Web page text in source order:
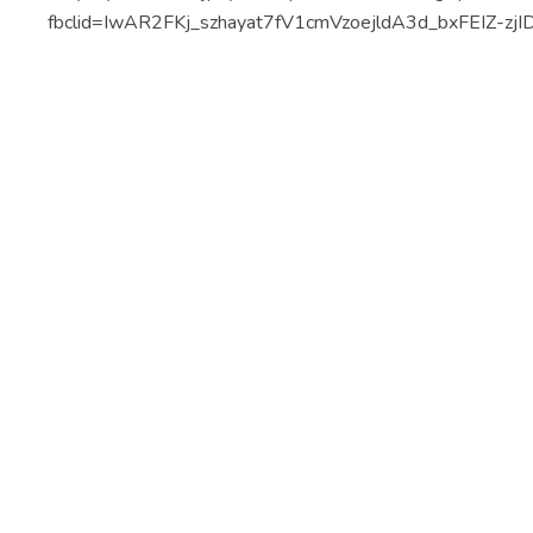
fbclid=IwAR2FKj_szhayat7fV1cmVzoejldA3d_bxFEIZ-